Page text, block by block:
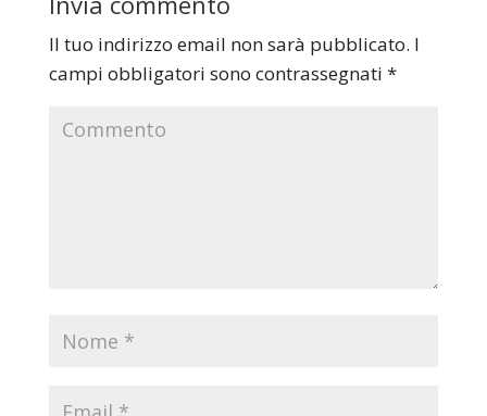
Il tuo indirizzo email non sarà pubblicato. I
campi obbligatori sono contrassegnati *